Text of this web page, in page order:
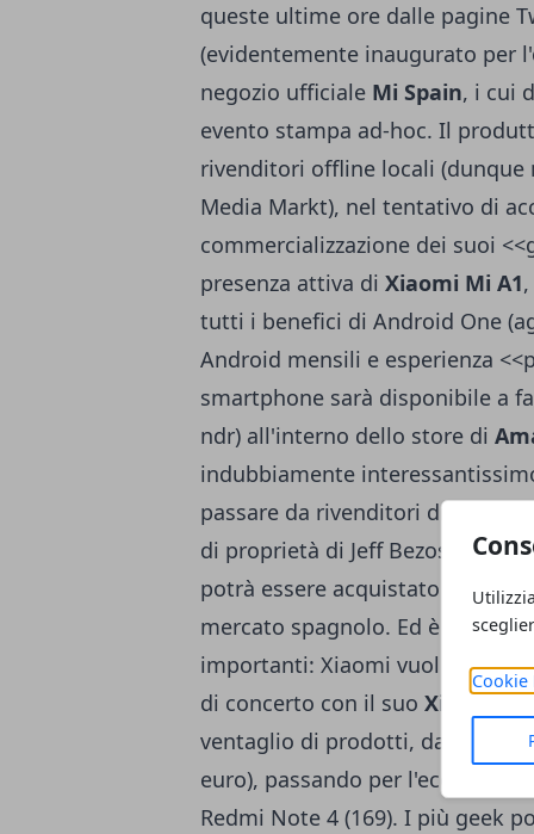
Cookie
queste ultime ore dalle pagine
(evidentemente inaugurato per
negozio ufficiale Mi Spain, i cui
evento stampa ad-hoc. Il
rivenditori offline locali (dunque
Media Markt), nel tentativo di
commercializzazione dei suoi
presenza attiva di Xiaomi Mi A1
tutti i benefici di Android One
Android mensili e esperienza
smartphone sarà disponibile a
ndr) all'interno dello store di
indubbiamente
passare da rivenditori di terze
di proprietà di Jeff Bezos, ad
potrà essere acquistato anche
mercato spagnolo. Ed è proprio
importanti: Xiaomi vuol recitare
di concerto con il suo Xiaomi Mi
ventaglio di prodotti, da Xiaomi
euro), passando per l'economico
Redmi Note 4 (169). I più geek